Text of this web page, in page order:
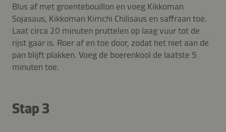
Blus af met groentebouillon en voeg Kikkoman
Sojasaus, Kikkoman Kimchi Chilisaus en saffraan toe.
Laat circa 20 minuten pruttelen op laag vuur tot de
rijst gaar is. Roer af en toe door, zodat het niet aan de
pan blijft plakken. Voeg de boerenkool de laatste 5
minuten toe.
Stap 3